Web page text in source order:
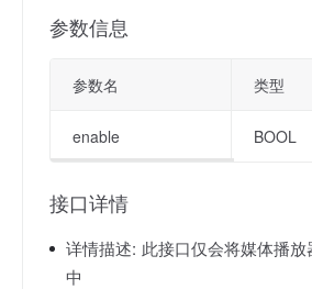
参数信息
参数名 类型
enable BOOL
接口详情
详情描述: 此接口仅会将媒体播
中